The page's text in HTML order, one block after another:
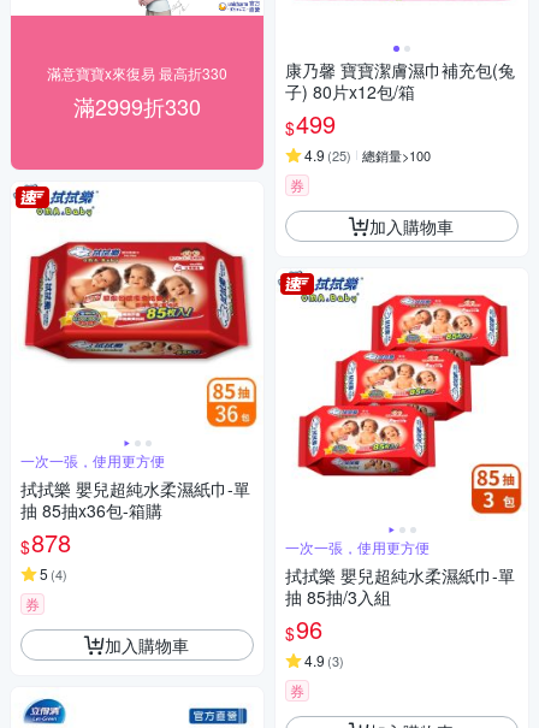
滿意寶寶x來復易 最高折330
滿2999折330
一次一張，使用更方便
拭拭樂 嬰兒超純水柔濕紙巾-單
抽 85抽x36包-箱購
$878
5 (4)
券
加入購物車
康乃馨 寶寶潔膚濕巾補充包(兔
子) 80片x12包/箱
$499
4.9 (25) 總銷量>100
券
加入購物車
一次一張，使用更方便
拭拭樂 嬰兒超純水柔濕紙巾-單
抽 85抽/3入組
$96
4.9 (3)
券